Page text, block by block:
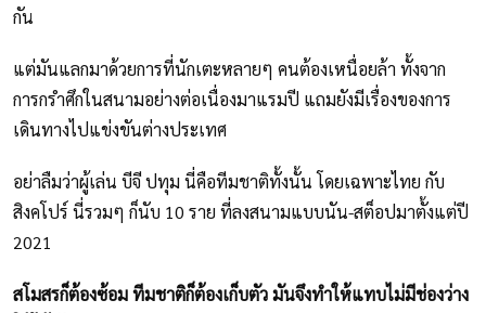
กัน
แต่มันแลกมาด้วยการที่นักเตะหลายๆ คนต้องเหนื่อยล้า ทั้งจาก
การกรำศึกในสนามอย่างต่อเนื่องมาแรมปี แถมยังมีเรื่องของการ
เดินทางไปแข่งขันต่างประเทศ
อย่าลืมว่าผู้เล่น บีจี ปทุม นี่คือทีมชาติทั้งนั้น โดยเฉพาะไทย กับ
สิงคโปร์ นี่รวมๆ ก็นับ 10 ราย ที่ลงสนามแบบนัน-สต็อปมาตั้งแต่ปี
2021
สโมสรก็ต้องซ้อม ทีมชาติก็ต้องเก็บตัว มันจึงทำให้แทบไม่มีช่องว่าง